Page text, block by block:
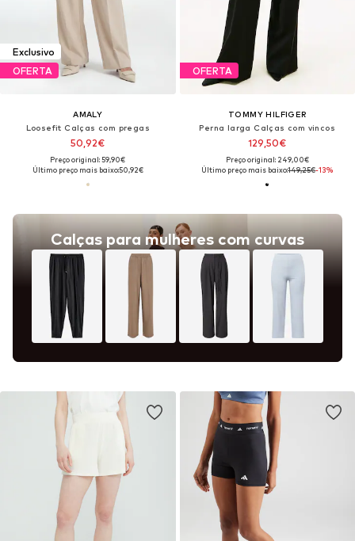
Exclusivo
OFERTA
AMALY
Loosefit Calças com pregas
50,92€
Preço original: 59,90€
Último preço mais baixo:50,92€
OFERTA
TOMMY HILFIGER
Perna larga Calças com vincos
129,50€
Preço original: 249,00€
Último preço mais baixo:149,25€-13%
Calças para mulheres com curvas